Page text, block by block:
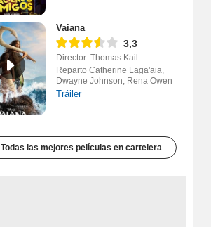
Vaiana
3,3
Director: Thomas Kail
Reparto Catherine Laga'aia,
Dwayne Johnson, Rena Owen
Tráiler
Todas las mejores películas en cartelera